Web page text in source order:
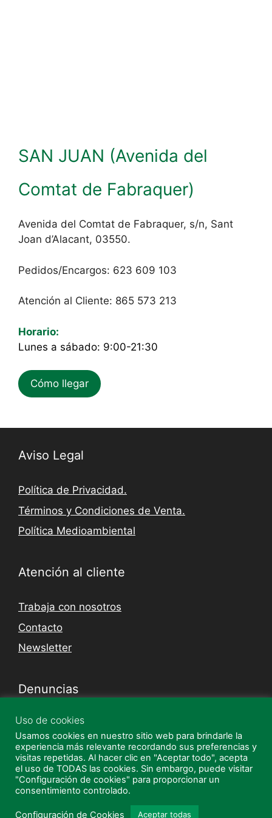
SAN JUAN (Avenida del
Comtat de Fabraquer)
Avenida del Comtat de Fabraquer, s/n, Sant
Joan d’Alacant, 03550.
Pedidos/Encargos: 623 609 103
Atención al Cliente: 865 573 213
Horario:
Lunes a sábado: 9:00-21:30
Cómo llegar
Aviso Legal
Política de Privacidad.
Términos y Condiciones de Venta.
Política Medioambiental
Atención al cliente
Trabaja con nosotros
Contacto
Newsletter
Denuncias
Canal Denuncias
Guía de uso canal de denuncias
Instagram
Facebook
© 2026 Quality Supermercados • Creado con
Artículo añadido al carrito.
Uso de cookies
Usamos cookies en nuestro sitio web para brindarle la
experiencia más relevante recordando sus preferencias y
visitas repetidas. Al hacer clic en "Aceptar todo", acepta
el uso de TODAS las cookies. Sin embargo, puede visitar
"Configuración de cookies" para proporcionar un
consentimiento controlado.
Configuración de Cookies Aceptar todas